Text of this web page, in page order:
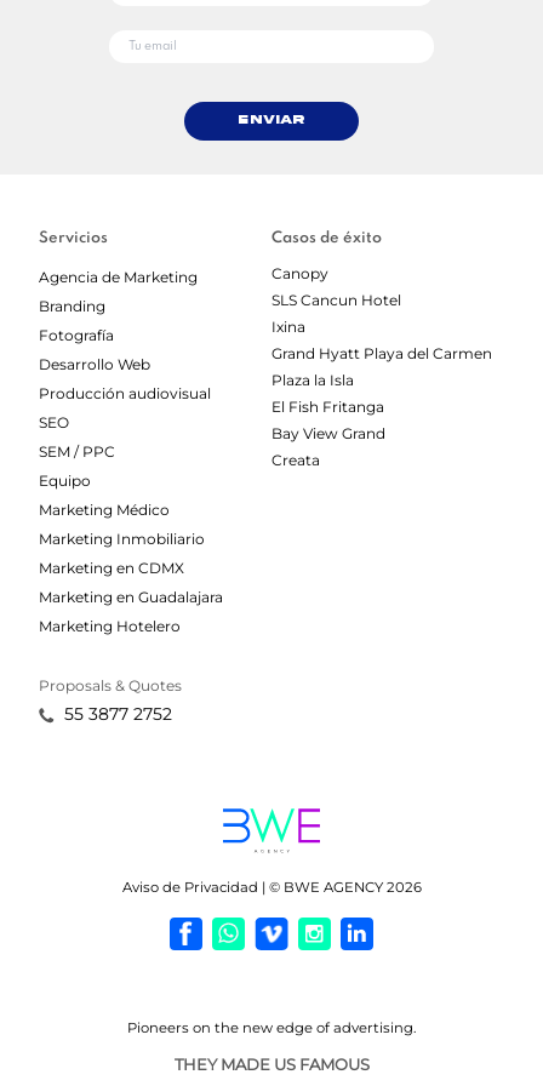
Enviar
Servicios
Agencia de Marketing
Branding
Fotografía
Desarrollo Web
Producción audiovisual
SEO
SEM / PPC
Equipo
Marketing Médico
Marketing Inmobiliario
Marketing en CDMX
Marketing en Guadalajara
Marketing Hotelero
Proposals & Quotes
55 3877 2752
Casos de éxito
Canopy
SLS Cancun Hotel
Ixina
Grand Hyatt Playa del Carmen
Plaza la Isla
El Fish Fritanga
Bay View Grand
Creata
Aviso de Privacidad | © BWE AGENCY 2026
Pioneers on the new edge of advertising.
THEY MADE US FAMOUS